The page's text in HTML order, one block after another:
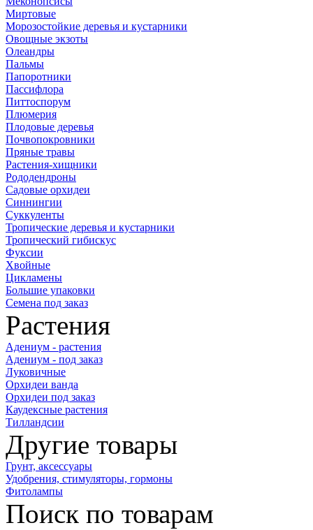
Миртовые
Морозостойкие деревья и кустарники
Овощные экзоты
Олеандры
Пальмы
Папоротники
Пассифлора
Питтоспорум
Плюмерия
Плодовые деревья
Почвопокровники
Пряные травы
Растения-хищники
Рододендроны
Садовые орхидеи
Синнингии
Суккуленты
Тропические деревья и кустарники
Тропический гибискус
Фуксии
Хвойные
Цикламены
Большие упаковки
Семена под заказ
Растения
Адениум - растения
Адениум - под заказ
Луковичные
Орхидеи ванда
Орхидеи под заказ
Каудексные растения
Тилландсии
Другие товары
Грунт, аксессуары
Удобрения, стимуляторы, гормоны
Фитолампы
Поиск по товарам